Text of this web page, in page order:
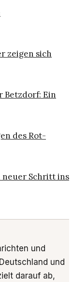
zeigen sich
Betzdorf: Ein
des Rot-
neuer Schritt ins
und
und
darauf ab,